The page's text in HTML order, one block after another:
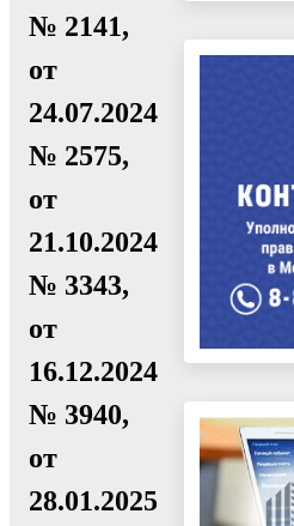
№ 2141,
от
24.07.2024
№ 2575,
от
21.10.2024
№ 3343,
от
16.12.2024
№ 3940,
от
28.01.2025